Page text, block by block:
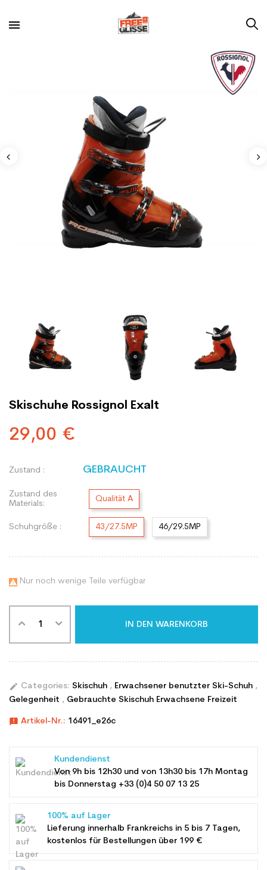
Skischuhe Rossignol Exalt
29,00 €
Zustand : GEBRAUCHT
Zustand des
Materials:
Qualität A
Schuhgröße : 43/27.5MP 46/29.5MP
 Nur noch wenige Teile verfügbar
IN DEN WARENKORB
edit Categories: Skischuh , Erwachsener benutzter Ski-Schuh ,
Gelegenheit , Gebrauchte Skischuh Erwachsene Freizeit
announcement Artikel-Nr.: 16491_e26c
Kundendienst
Von 9h bis 12h30 und von 13h30 bis 17h Montag
bis Donnerstag +33 (0)4 50 07 13 25
100% auf Lager
Lieferung innerhalb Frankreichs in 5 bis 7 Tagen,
kostenlos für Bestellungen über 199 €